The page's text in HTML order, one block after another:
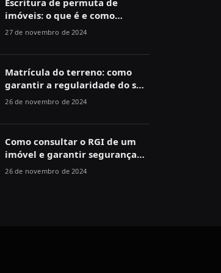
Escritura de permuta de
imóveis: o que é e como
funciona
27 de novembro de 2024
Matrícula do terreno: como
garantir a regularidade do seu
imóvel
26 de novembro de 2024
Como consultar o RGI de um
imóvel e garantir segurança
jurídica
26 de novembro de 2024